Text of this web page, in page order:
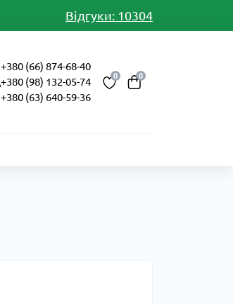
Відгуки: 10304
+380 (66) 874-68-40
+380 (98) 132-05-74
+380 (63) 640-59-36
0 0